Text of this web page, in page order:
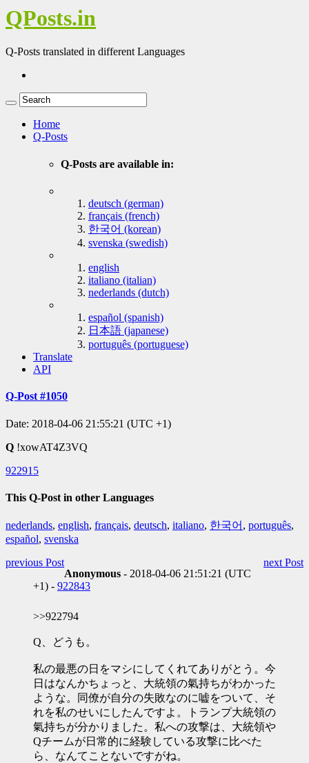
QPosts.in
Q-Posts translated in different Languages
Home
Q-Posts
Q-Posts are available in:
deutsch (german)
français (french)
한국어 (korean)
svenska (swedish)
english
italiano (italian)
nederlands (dutch)
español (spanish)
日本語 (japanese)
português (portuguese)
Translate
API
Q-Post #1050
Date: 2018-04-06 21:55:21 (UTC +1)
Q !xowAT4Z3VQ
922915
This Q-Post in other Languages
nederlands, english, français, deutsch, italiano, 한국어 , português,
español, svenska
previous Post
next Post
Anonymous - 2018-04-06 21:51:21 (UTC
+1) - 922843
>>922794
Q、どうも。
私の最悪の日をマシにしてくれてありがとう。今
日はなんかちょっと、大統領の氣持ちがわかった
ような。同僚が自分の失敗なのに嘘をついて、そ
れを私のせいにしたんですよ。トランプ大統領の
氣持ちが分かりました。私への攻撃は、大統領や
Qチームが日常的に経験している攻撃に比べた
ら、なんてことないですがね。